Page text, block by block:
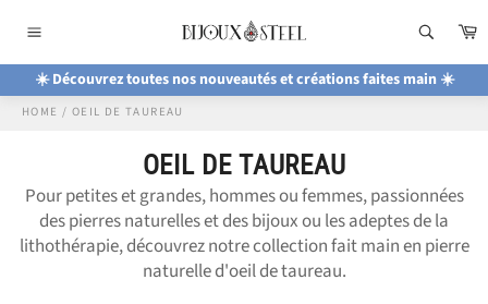
contenu
☀️ Découvrez toutes nos nouveautés et créations faites main ☀️
HOME / OEIL DE TAUREAU
OEIL DE TAUREAU
Pour petites et grandes, hommes ou femmes, passionnées
des pierres naturelles et des bijoux ou les adeptes de la
lithothérapie, découvrez notre collection fait main en pierre
naturelle d'oeil de taureau.